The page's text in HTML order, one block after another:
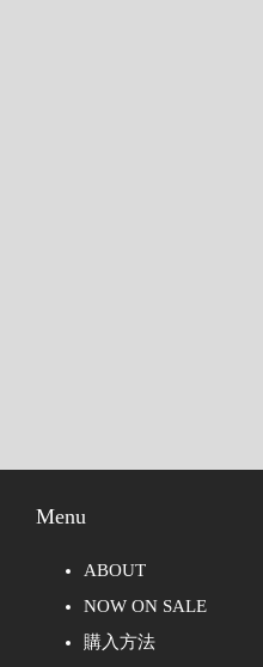
Menu
ABOUT
NOW ON SALE
購入方法